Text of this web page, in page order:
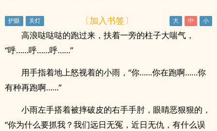
〔加入书签〕
高浪哒哒哒的跑过来，扶着一旁的柱子大喘气，
“呼……呼……呼……”
用手指着地上怒视着的小雨，“你……你在跑啊……你
有种再跑啊……”
小雨左手搭着被摔破皮的右手手肘，眼睛恶狠狠的，
“你为什么要抓我？我们远日无冤，近日无仇，有什么误